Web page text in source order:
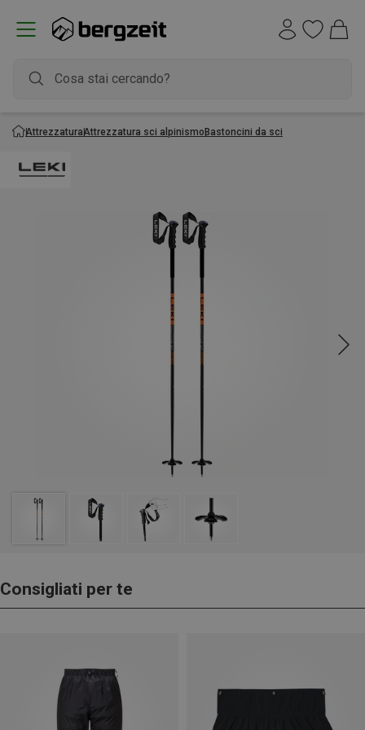
AttrezzaturaAttrezzatura sci alpinismoBastoncini da sci
Consigliati per te